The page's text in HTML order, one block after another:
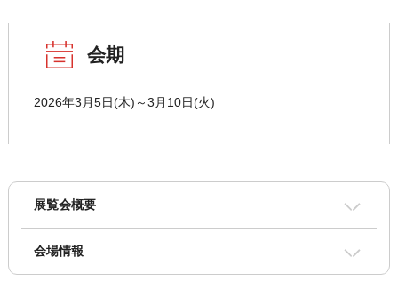
会期
2026年3月5日(木)～3月10日(火)
展覧会概要
会場情報